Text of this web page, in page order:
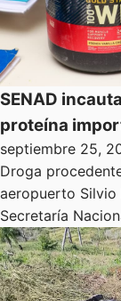
SENAD
proteína
septiembre 25,
Droga
aeropuerto Silvio
Secretaría